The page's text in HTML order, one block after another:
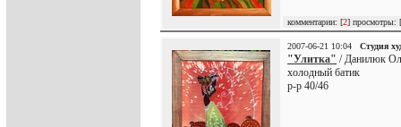
комментарии: [2] просмотры: [
2007-06-21 10:04 Студия
"Улитка" / Данилюк
холодный батик
р-р 40/46